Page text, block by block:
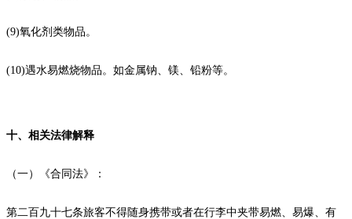
(9)氧化剂类物品。
(10)遇水易燃烧物品。如金属钠、镁、铅粉等。
十、相关法律解释
（一）《合同法》：
第二百九十七条旅客不得随身携带或者在行李中夹带易燃、易爆、有